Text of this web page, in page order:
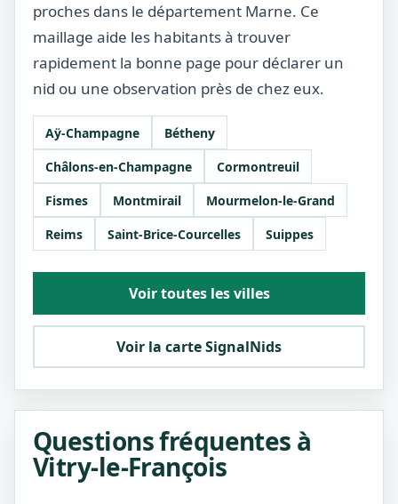
proches dans le département Marne. Ce
maillage aide les habitants à trouver
rapidement la bonne page pour déclarer un
nid ou une observation près de chez eux.
Aÿ-Champagne
Bétheny
Châlons-en-Champagne
Cormontreuil
Fismes
Montmirail
Mourmelon-le-Grand
Reims
Saint-Brice-Courcelles Suippes
Voir toutes les villes
Voir la carte SignalNids
Questions fréquentes à
Vitry-le-François